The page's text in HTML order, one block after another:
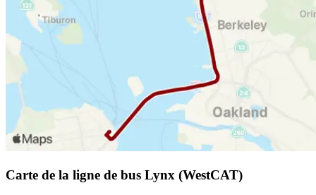
Carte de la ligne de bus Lynx (WestCAT)